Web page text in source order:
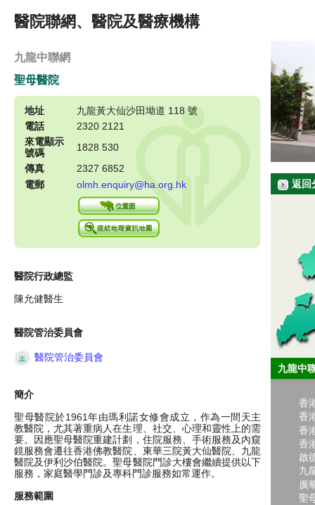
醫院聯網、醫院及醫療機構
九龍中聯網
聖母醫院
地址
九龍黃大仙沙田坳道 118 號
電話
2320 2121
來電顯示
號碼
1828 530
傳真
2327 6852
電郵
olmh.enquiry@ha.org.hk
醫院行政總監
陳允健醫生
醫院管治委員會
醫院管治委員會
簡介
聖母醫院於1961年由瑪利諾女修會成立，作為一間天主
教醫院，尤其著重病人在生理、社交、心理和靈性上的需
要。因應聖母醫院重建計劃，住院服務、手術服務及內窺
鏡服務會遷往香港佛教醫院、東華三院黃大仙醫院、九龍
醫院及伊利沙伯醫院。聖母醫院門診大樓會繼續提供以下
服務，家庭醫學門診及專科門診服務如常運作。
服務範圍
返回
九龍中
香
香
香
香
啟
九
廣
聖